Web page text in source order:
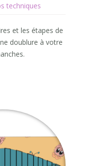
techniques
et les étapes de
doublure à votre